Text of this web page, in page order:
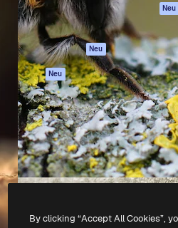
Stimmengenerator
Stock-Inhalte
MCP für
Claude/ChatGPT
Neu
Agenten Neu
API
Mobile App
Alle Magnific-Tools
Originale
Neu
Cookie-
Partner
Alle Rechte vorbehalten.
By clicking “Accept All Cookies”,